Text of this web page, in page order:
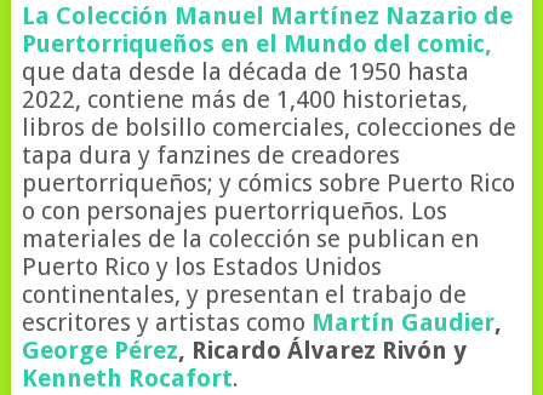
La Colección Manuel Martínez Nazario de
Puertorriqueños en el Mundo del comic,
que data desde la década de 1950 hasta
2022, contiene más de 1,400 historietas,
libros de bolsillo comerciales, colecciones de
tapa dura y fanzines de creadores
puertorriqueños; y cómics sobre Puerto Rico
o con personajes puertorriqueños. Los
materiales de la colección se publican en
Puerto Rico y los Estados Unidos
continentales, y presentan el trabajo de
escritores y artistas como Martín Gaudier,
George Pérez, Ricardo Álvarez Rivón y
Kenneth Rocafort.